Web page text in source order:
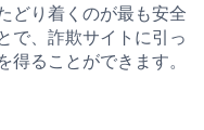
どり着くのが最も安全
で、詐欺サイトに引っ
得ることができます。